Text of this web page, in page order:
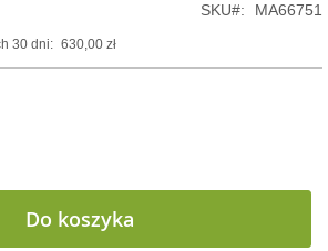
SKU
MA66751
30 dni: 630,00 zł
Do koszyka